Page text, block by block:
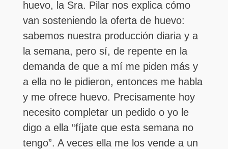
huevo, la Sra. Pilar nos explica cómo
van sosteniendo la oferta de huevo:
sabemos nuestra producción diaria y a
la semana, pero sí, de repente en la
demanda de que a mí me piden más y
a ella no le pidieron, entonces me habla
y me ofrece huevo. Precisamente hoy
necesito completar un pedido o yo le
digo a ella “fíjate que esta semana no
tengo”. A veces ella me los vende a un